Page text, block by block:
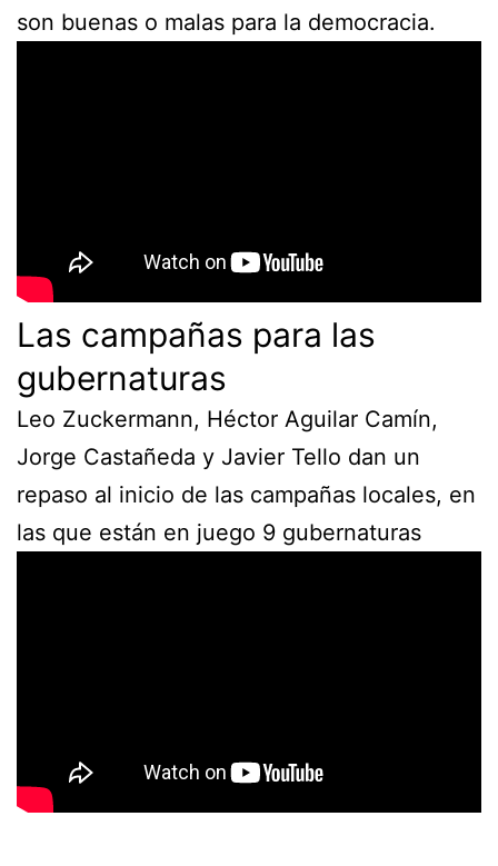
son buenas o malas para la democracia.
Las campañas para las
gubernaturas
Leo Zuckermann, Héctor Aguilar Camín,
Jorge Castañeda y Javier Tello dan un
repaso al inicio de las campañas locales, en
las que están en juego 9 gubernaturas